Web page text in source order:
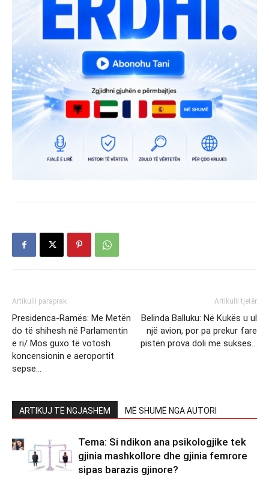
Artikulli paraprak
Presidenca-Ramës: Me Metën
do të shihesh në Parlamentin
e ri/ Mos guxo të votosh
koncensionin e aeroportit
sepse…
Artikulli tjetër
Belinda Balluku: Në Kukës u ul
një avion, por pa prekur fare
pistën prova doli me sukses…
ARTIKUJ TË NGJASHËM MË SHUMË NGA AUTORI
Tema: Si ndikon ana psikologjike tek
gjinia mashkollore dhe gjinia femrore
sipas barazis gjinore?